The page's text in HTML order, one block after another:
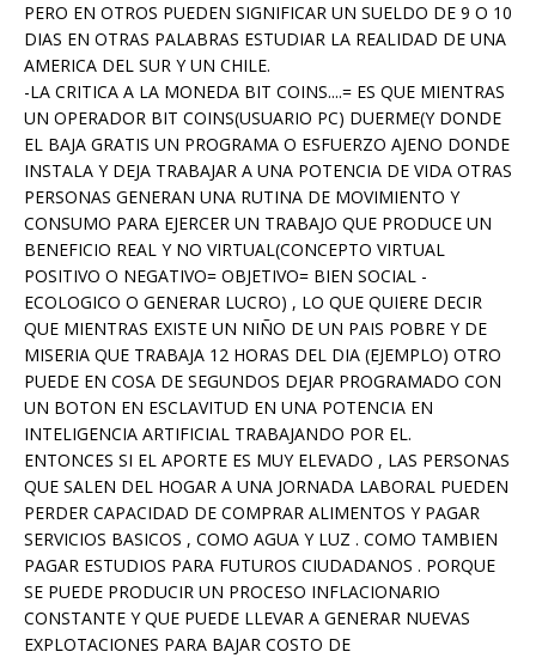
PERO EN OTROS PUEDEN SIGNIFICAR UN SUELDO DE 9 O 10
DIAS EN OTRAS PALABRAS ESTUDIAR LA REALIDAD DE UNA
AMERICA DEL SUR Y UN CHILE.
-LA CRITICA A LA MONEDA BIT COINS....= ES QUE MIENTRAS
UN OPERADOR BIT COINS(USUARIO PC) DUERME(Y DONDE
EL BAJA GRATIS UN PROGRAMA O ESFUERZO AJENO DONDE
INSTALA Y DEJA TRABAJAR A UNA POTENCIA DE VIDA OTRAS
PERSONAS GENERAN UNA RUTINA DE MOVIMIENTO Y
CONSUMO PARA EJERCER UN TRABAJO QUE PRODUCE UN
BENEFICIO REAL Y NO VIRTUAL(CONCEPTO VIRTUAL
POSITIVO O NEGATIVO= OBJETIVO= BIEN SOCIAL -
ECOLOGICO O GENERAR LUCRO) , LO QUE QUIERE DECIR
QUE MIENTRAS EXISTE UN NIÑO DE UN PAIS POBRE Y DE
MISERIA QUE TRABAJA 12 HORAS DEL DIA (EJEMPLO) OTRO
PUEDE EN COSA DE SEGUNDOS DEJAR PROGRAMADO CON
UN BOTON EN ESCLAVITUD EN UNA POTENCIA EN
INTELIGENCIA ARTIFICIAL TRABAJANDO POR EL.
ENTONCES SI EL APORTE ES MUY ELEVADO , LAS PERSONAS
QUE SALEN DEL HOGAR A UNA JORNADA LABORAL PUEDEN
PERDER CAPACIDAD DE COMPRAR ALIMENTOS Y PAGAR
SERVICIOS BASICOS , COMO AGUA Y LUZ . COMO TAMBIEN
PAGAR ESTUDIOS PARA FUTUROS CIUDADANOS . PORQUE
SE PUEDE PRODUCIR UN PROCESO INFLACIONARIO
CONSTANTE Y QUE PUEDE LLEVAR A GENERAR NUEVAS
EXPLOTACIONES PARA BAJAR COSTO DE